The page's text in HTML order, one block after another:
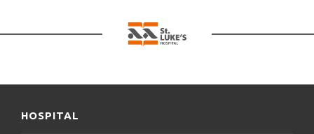
Κλινική “ΑΓΙΟΣ ΛΟΥΚΑΣ”. Έχει δημιουργήσει τις
μονάδες κετογονικής δίαιτας, οζώδους
HOSPITAL